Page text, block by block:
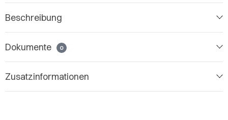
Beschreibung
Dokumente 0
Zusatzinformationen